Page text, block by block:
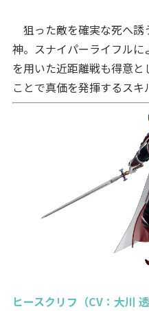
狙った敵を確実な死へ誘
神。スナイパーライフル
を用いた近距離戦も得意
ことで真価を発揮するスキ
ヒースクリフ（CV：大川 透